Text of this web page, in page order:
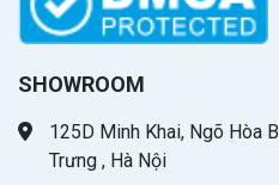
SHOWROOM
125D Minh Khai, Ngõ Hòa
Trưng , Hà Nội